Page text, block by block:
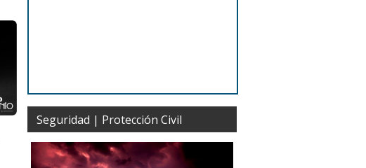
Seguridad | Protección Civil